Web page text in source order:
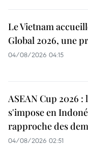
Le Vietnam
Global 2026, une
04/08/2026 04:15
ASEAN Cup 2026 :
s'impose en
rapproche des
04/08/2026 02:51